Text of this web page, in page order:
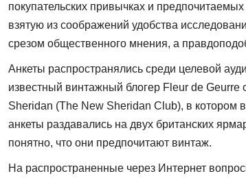
покупательских привычках и
взятую из со­ображений удобства
срезом общественного мнения, а
Анкеты распространялись среди целевой
известный винтажный блогер Fleur de
Sheridan (The New Sheridan Club), в котором
анкеты раздавались на двух бри­танских
понятно, что они предпочитают винтаж.
На распространенные через Интернет